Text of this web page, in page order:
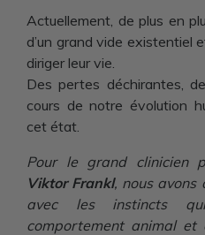
Actuellement, de plus en
d’un grand vide existentiel
diriger leur vie.
Des pertes déchirantes,
cours de notre évolution
cet état.
Pour le grand clinicien
Viktor Frankl, nous avons
avec les instincts
comportement animal et